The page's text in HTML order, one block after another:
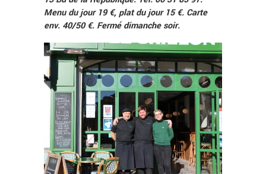
Menu du jour 19 €, plat du jour 15 €. Carte
env. 40/50 €. Fermé dimanche soir.